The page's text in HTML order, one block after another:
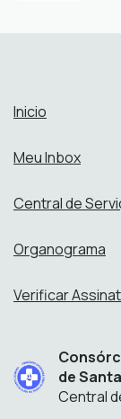
Inicio
Meu Inbox
Central de
Organograma
Verificar
de
Central